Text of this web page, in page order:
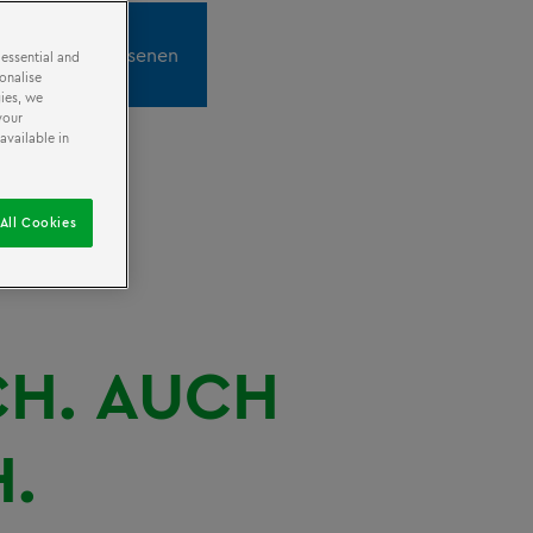
alle Erwachsenen
AUCH
and
we
in
Cookies